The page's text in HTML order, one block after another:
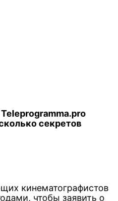
секретов
кинематографистов
чтобы заявить о